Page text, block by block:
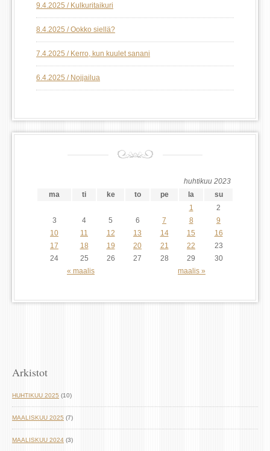
9.4.2025 / Kulkuritaikuri
8.4.2025 / Ookko siellä?
7.4.2025 / Kerro, kun kuulet sanani
6.4.2025 / Nojjailua
huhtikuu 2023
ma
ti ke to pe la su
« maalis maalis »
1
2
3
4 5 6 7 8
9
10
11 12 13 14 15
16
17
18 19 20 21 22
23
24
25 26 27 28 29 30
Arkistot
HUHTIKUU 2025 (10)
MAALISKUU 2025 (7)
MAALISKUU 2024 (3)